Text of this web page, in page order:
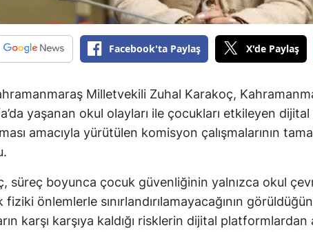
Facebook'ta Paylaş X'de Paylaş
Milletvekili Zuhal Karakoç,
yaşanan okul olayları ile çocukları etkileyen
amacıyla yürütülen komisyon çalışmalarının
süreç boyunca çocuk güvenliğinin yalnızca okul
fiziki önlemlerle sınırlandırılamayacağının
karşı karşıya kaldığı risklerin dijital platformlardan